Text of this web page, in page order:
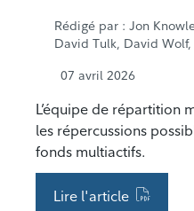
Rédigé par : Jon
David Tulk, David
07 avril 2026
L’équipe de répartition
les répercussions
fonds multiactifs.
Lire l'article